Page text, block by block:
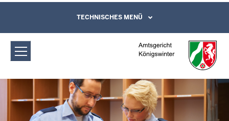
Amtsgericht Königswinter:
Sitzungstermine
Direkt zum Inhalt
Leichte Sprache, Gebärdensprachenvideo
und Kontaktformular
TECHNISCHES MENÜ